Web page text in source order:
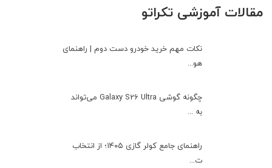
مقالات آموزشی تکراتو
نکات مهم خرید خودرو دست دوم | راهنمای
هو...
چگونه گوشی Galaxy S26 Ultra می‌تواند
به ...
راهنمای جامع کولر گازی ۱۴۰۵؛ از انتخاب
ت...